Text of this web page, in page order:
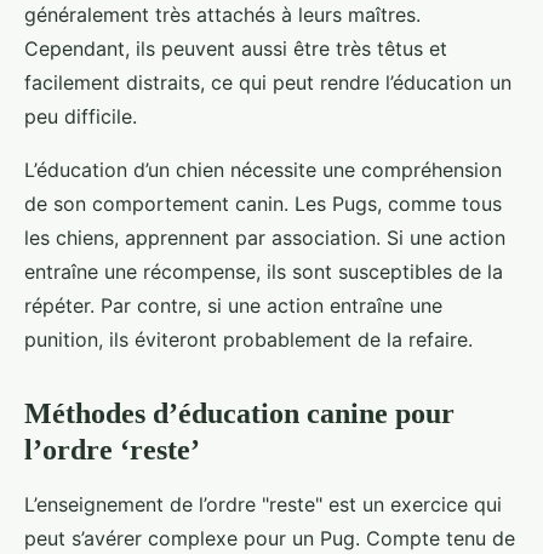
généralement très attachés à leurs maîtres.
Cependant, ils peuvent aussi être très têtus et
facilement distraits, ce qui peut rendre l’éducation un
peu difficile.
L’éducation d’un chien nécessite une compréhension
de son comportement canin. Les Pugs, comme tous
les chiens, apprennent par association. Si une action
entraîne une récompense, ils sont susceptibles de la
répéter. Par contre, si une action entraîne une
punition, ils éviteront probablement de la refaire.
Méthodes d’éducation canine pour
l’ordre ‘reste’
L’enseignement de l’ordre "reste" est un exercice qui
peut s’avérer complexe pour un Pug. Compte tenu de